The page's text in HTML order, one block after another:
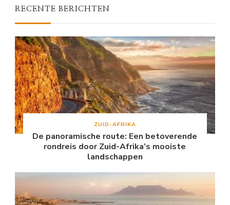
RECENTE BERICHTEN
ZUID-AFRIKA
De panoramische route: Een betoverende
rondreis door Zuid-Afrika’s mooiste
landschappen